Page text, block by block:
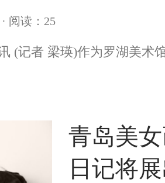
阅读：25
者 梁瑛)作为罗湖美术
青岛美
日记将